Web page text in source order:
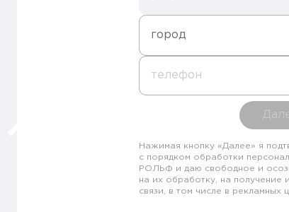
город
телефон
Нажимая кнопку «Далее» я
с порядком обработки
РОЛЬФ и даю свободное и
на их обработку, на получение
связи, в том числе в рекламных